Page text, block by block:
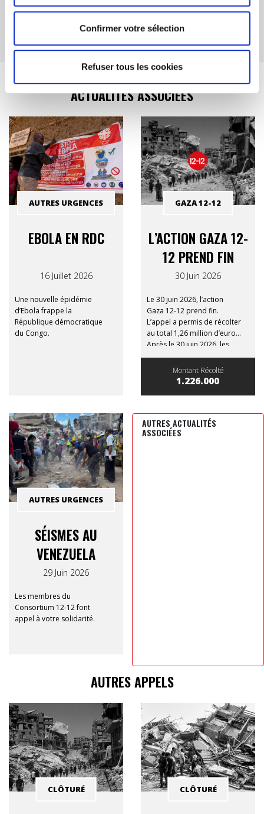
Confirmer votre sélection
Refuser tous les cookies
ACTUALITÉS ASSOCIÉES
EBOLA EN RDC
16 Juillet 2026
Une nouvelle épidémie
d’Ebola frappe la
République démocratique
du Congo.
AUTRES URGENCES
L’ACTION GAZA 12-
12 PREND FIN
30 Juin 2026
Le 30 juin 2026, l’action
Gaza 12-12 prend fin.
L’appel a permis de récolter
au total 1,26 million d’euros.
Après le 30 juin 2026, les
dons versés à l’action Gaza
12-12 ne donneront plus
droit à une attestation
GAZA 12-12
Montant Récolté
1.226.000
SÉISMES AU
VENEZUELA
29 Juin 2026
Les membres du
Consortium 12-12 font
appel à votre solidarité.
AUTRES URGENCES
AUTRES ACTUALITÉS
ASSOCIÉES
AUTRES APPELS
CLÔTURÉ CLÔTURÉ